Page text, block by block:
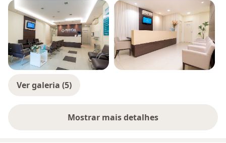
Ver galeria (5)
Mostrar mais detalhes
sobre a experiência